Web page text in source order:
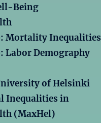
Being
Mortality Inequalities
Labor Demography
of Helsinki
Inequalities in
(MaxHel)